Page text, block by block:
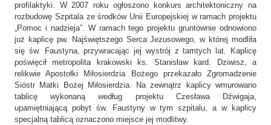
profilaktyki. W 2007 roku ogłoszono konkurs architektoniczny na
rozbudowę Szpitala ze środków Unii Europejskiej w ramach projektu
„Pomoc i nadzieja”. W ramach tego projektu gruntownie odnowiono
już kaplicę pw. Najświętszego Serca Jezusowego, w której modliła
się św. Faustyna, przywracając jej wystrój z tamtych lat. Kaplicę
poświęcił metropolita krakowski ks. Stanisław kard. Dziwisz, a
relikwie Apostołki Miłosierdzia Bożego przekazało Zgromadzenie
Sióstr Matki Bożej Miłosierdzia. Na zewnątrz kaplicy wmurowano
tablicę wykonaną według projektu Czesława Dźwigaja,
upamiętniającą pobyt św. Faustyny w tym szpitalu, a w kaplicy
specjalną tablicą oznaczono miejsce jej modlitwy.